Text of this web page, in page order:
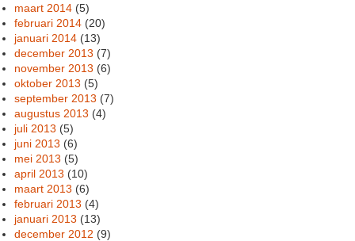
maart 2014 (5)
februari 2014 (20)
januari 2014 (13)
december 2013 (7)
november 2013 (6)
oktober 2013 (5)
september 2013 (7)
augustus 2013 (4)
juli 2013 (5)
juni 2013 (6)
mei 2013 (5)
april 2013 (10)
maart 2013 (6)
februari 2013 (4)
januari 2013 (13)
december 2012 (9)